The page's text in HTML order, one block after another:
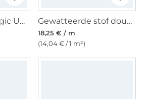
Katoenjersey Magic UV Bees and Flowers, gebroken wit Gewatteerde stof doubleface Enjoy Bright Horizon Elephants, lichtfuchsia
18,25 € / m
(14,04 € / 1 m²)